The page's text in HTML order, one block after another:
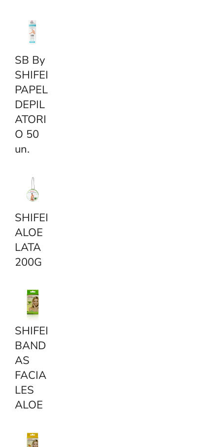
SB By
SHIFEI
PAPEL
DEPIL
ATORI
O 50
un.
SHIFEI
ALOE
LATA
200G
SHIFEI
BAND
AS
FACIA
LES
ALOE